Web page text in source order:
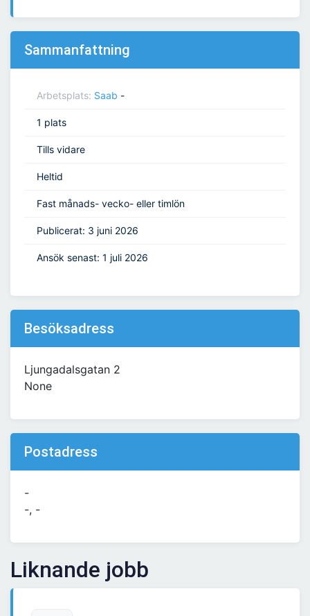
Sammanfattning
Arbetsplats: Saab -
1 plats
Tills vidare
Heltid
Fast månads- vecko- eller timlön
Publicerat: 3 juni 2026
Ansök senast: 1 juli 2026
Besöksadress
Ljungadalsgatan 2
None
Postadress
-
-, -
Liknande jobb